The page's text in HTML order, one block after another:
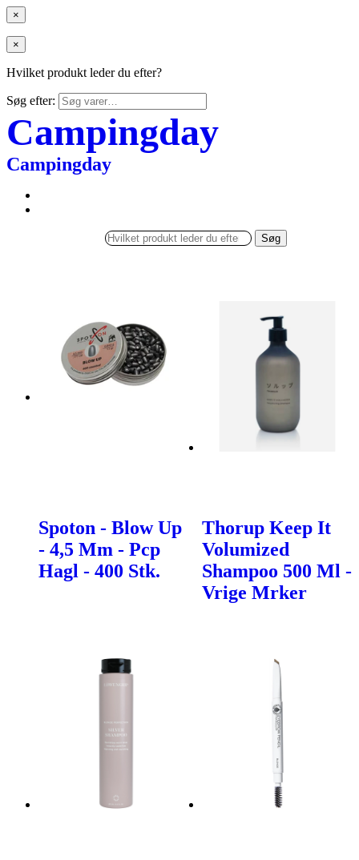
×
×
Hvilket produkt leder du efter?
Søg efter:
Campingday
Campingday
Søg
Spoton - Blow Up
- 4,5 Mm - Pcp
Hagl - 400 Stk.
Thorup Keep It
Volumized
Shampoo 500 Ml -
Vrige Mrker